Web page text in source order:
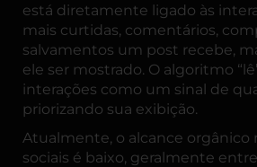
está diretamente ligado às
mais curtidas, comentários,
salvamentos um post recebe,
ele ser mostrado. O algoritmo
interações como um sinal de
priorizando sua exibição.
Atualmente, o alcance orgânico
sociais é baixo, geralmente entre